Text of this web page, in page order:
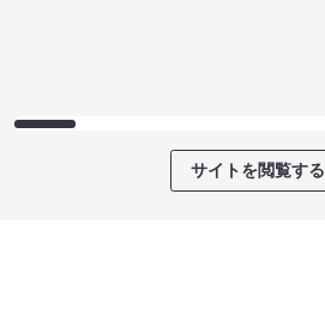
サイトを閲覧する